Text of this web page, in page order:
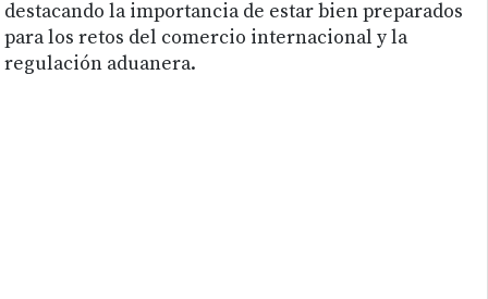
destacando la importancia de estar bien preparados
para los retos del comercio internacional y la
regulación aduanera.